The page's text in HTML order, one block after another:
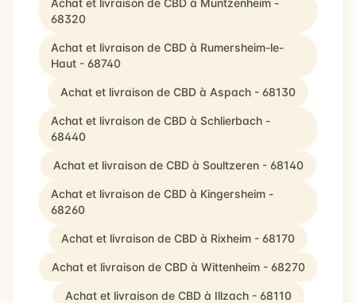
Achat et livraison de CBD à Muntzenheim -
68320
Achat et livraison de CBD à Rumersheim-le-
Haut - 68740
Achat et livraison de CBD à Aspach - 68130
Achat et livraison de CBD à Schlierbach -
68440
Achat et livraison de CBD à Soultzeren - 68140
Achat et livraison de CBD à Kingersheim -
68260
Achat et livraison de CBD à Rixheim - 68170
Achat et livraison de CBD à Wittenheim - 68270
Achat et livraison de CBD à Illzach - 68110